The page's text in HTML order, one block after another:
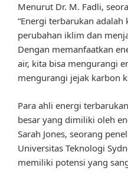
Menurut Dr. M. Fadli,
“Energi terbarukan
perubahan iklim dan
Dengan memanfaatkan
air, kita bisa mengurangi
mengurangi jejak karbon
Para ahli energi
besar yang dimiliki oleh
Sarah Jones, seorang
Universitas Teknologi
memiliki potensi yang